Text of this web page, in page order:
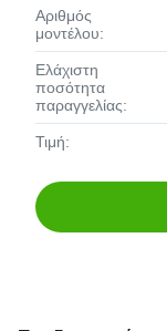
Αριθμός
μοντέλου:
Ελάχιστη
ποσότητα
παραγγελίας:
Τιμή: